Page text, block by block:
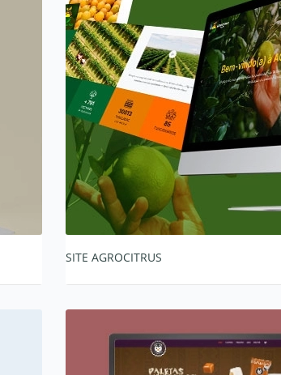
SITE AGROCITRUS